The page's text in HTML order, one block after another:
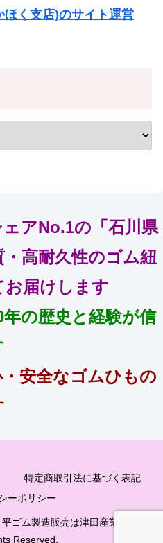
ほく支店)のサイト運営
アNo.1の「石川県
高耐久性のゴム紐
お届けします
の歴史と経験が信
安全なゴムひもの
特定商取引法に基づく表記
ーポリシー
ゴム製造販売は津田産業直販部で
Reserved.